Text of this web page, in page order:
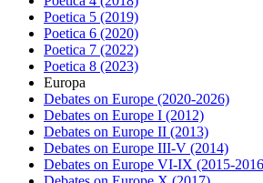
Poetica 5 (2019)
Poetica 6 (2020)
Poetica 7 (2022)
Poetica 8 (2023)
Europa
Debates on Europe (2020-2026)
Debates on Europe I (2012)
Debates on Europe II (2013)
Debates on Europe III-V (2014)
Debates on Europe VI-IX (2015-